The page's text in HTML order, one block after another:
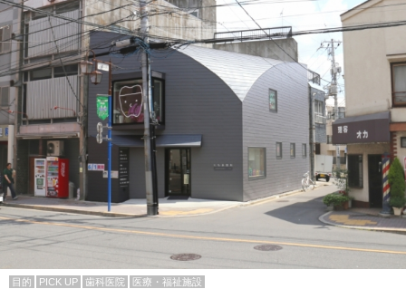
目的 PICK UP 歯科医院 医療・福祉施設